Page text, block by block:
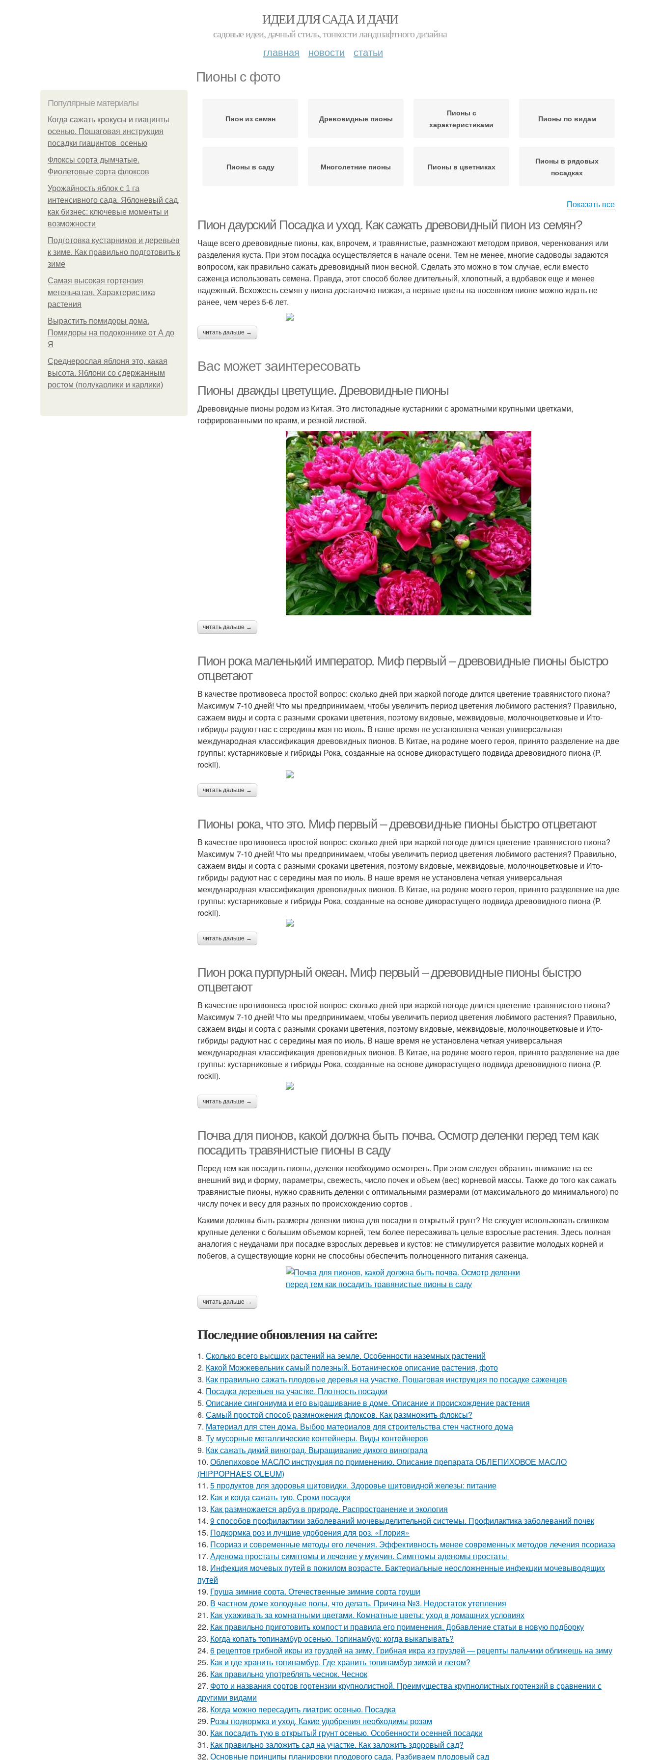
ИДЕИ ДЛЯ САДА И ДАЧИ
садовые идеи, дачный стиль, тонкости ландшафтного дизайна
главная новости статьи
Пионы с фото
Популярные материалы
Когда сажать крокусы и гиацинты
осенью. Пошаговая инструкция
посадки гиацинтов осенью
Флоксы сорта дымчатые.
Фиолетовые сорта флоксов
Урожайность яблок с 1 га
интенсивного сада. Яблоневый сад,
как бизнес: ключевые моменты и
возможности
Подготовка кустарников и деревьев
к зиме. Как правильно подготовить к
зиме
Самая высокая гортензия
метельчатая. Характеристика
растения
Вырастить помидоры дома.
Помидоры на подоконнике от А до
Я
Среднерослая яблоня это, какая
высота. Яблони со сдержанным
ростом (полукарлики и карлики)
Пион из семян Древовидные пионы
Пионы с
характеристиками
Пионы по видам
Пионы в саду Многолетние пионы Пионы в цветниках
Пионы в рядовых
посадках
ароматом
Показать все
Пион даурский Посадка и уход. Как сажать древовидный пион из семян?
Чаще всего древовидные пионы, как, впрочем, и травянистые, размножают методом привоя, черенкования или
разделения куста. При этом посадка осуществляется в начале осени. Тем не менее, многие садоводы задаются
вопросом, как правильно сажать древовидный пион весной. Сделать это можно в том случае, если вместо
саженца использовать семена. Правда, этот способ более длительный, хлопотный, а вдобавок еще и менее
надежный. Всхожесть семян у пиона достаточно низкая, а первые цветы на посевном пионе можно ждать не
ранее, чем через 5-6 лет.
читать дальше →
Вас может заинтересовать
Пионы дважды цветущие. Древовидные пионы
Древовидные пионы родом из Китая. Это листопадные кустарники с ароматными крупными цветками,
гофрированными по краям, и резной листвой.
читать дальше →
Пион рока маленький император. Миф первый – древовидные пионы быстро
отцветают
В качестве противовеса простой вопрос: сколько дней при жаркой погоде длится цветение травянистого пиона?
Максимум 7-10 дней! Что мы предпринимаем, чтобы увеличить период цветения любимого растения? Правильно,
сажаем виды и сорта с разными сроками цветения, поэтому видовые, межвидовые, молочноцветковые и Ито-
гибриды радуют нас с середины мая по июль. В наше время не установлена четкая универсальная
международная классификация древовидных пионов. В Китае, на родине моего героя, принято разделение на две
группы: кустарниковые и гибриды Рока, созданные на основе дикорастущего подвида древовидного пиона (P.
rockii).
читать дальше →
Пионы рока, что это. Миф первый – древовидные пионы быстро отцветают
В качестве противовеса простой вопрос: сколько дней при жаркой погоде длится цветение травянистого пиона?
Максимум 7-10 дней! Что мы предпринимаем, чтобы увеличить период цветения любимого растения? Правильно,
сажаем виды и сорта с разными сроками цветения, поэтому видовые, межвидовые, молочноцветковые и Ито-
гибриды радуют нас с середины мая по июль. В наше время не установлена четкая универсальная
международная классификация древовидных пионов. В Китае, на родине моего героя, принято разделение на две
группы: кустарниковые и гибриды Рока, созданные на основе дикорастущего подвида древовидного пиона (P.
rockii).
читать дальше →
Пион рока пурпурный океан. Миф первый – древовидные пионы быстро
отцветают
В качестве противовеса простой вопрос: сколько дней при жаркой погоде длится цветение травянистого пиона?
Максимум 7-10 дней! Что мы предпринимаем, чтобы увеличить период цветения любимого растения? Правильно,
сажаем виды и сорта с разными сроками цветения, поэтому видовые, межвидовые, молочноцветковые и Ито-
гибриды радуют нас с середины мая по июль. В наше время не установлена четкая универсальная
международная классификация древовидных пионов. В Китае, на родине моего героя, принято разделение на две
группы: кустарниковые и гибриды Рока, созданные на основе дикорастущего подвида древовидного пиона (P.
rockii).
читать дальше →
Почва для пионов, какой должна быть почва. Осмотр деленки перед тем как
посадить травянистые пионы в саду
Перед тем как посадить пионы, деленки необходимо осмотреть. При этом следует обратить внимание на ее
внешний вид и форму, параметры, свежесть, число почек и объем (вес) корневой массы. Также до того как сажать
травянистые пионы, нужно сравнить деленки с оптимальными размерами (от максимального до минимального) по
числу почек и весу для разных по происхождению сортов .
Какими должны быть размеры деленки пиона для посадки в открытый грунт? Не следует использовать слишком
крупные деленки с большим объемом корней, тем более пересаживать целые взрослые растения. Здесь полная
аналогия с неудачами при посадке взрослых деревьев и кустов: не стимулируется развитие молодых корней и
побегов, а существующие корни не способны обеспечить полноценного питания саженца.
читать дальше →
Последние обновления на сайте:
1. Сколько всего высших растений на земле. Особенности наземных растений
2. Какой Можжевельник самый полезный. Ботаническое описание растения, фото
3. Как правильно сажать плодовые деревья на участке. Пошаговая инструкция по посадке саженцев
4. Посадка деревьев на участке. Плотность посадки
5. Описание сингониума и его выращивание в доме. Описание и происхождение растения
6. Самый простой способ размножения флоксов. Как размножить флоксы?
7. Материал для стен дома. Выбор материалов для строительства стен частного дома
8. Ту мусорные металлические контейнеры. Виды контейнеров
9. Как сажать дикий виноград. Выращивание дикого винограда
10. Облепиховое МАСЛО инструкция по применению. Описание препарата ОБЛЕПИХОВОЕ МАСЛО
(HIPPOPHAES OLEUM)
11. 5 продуктов для здоровья щитовидки. Здоровье щитовидной железы: питание
12. Как и когда сажать тую. Сроки посадки
13. Как размножается арбуз в природе. Распространение и экология
14. 9 способов профилактики заболеваний мочевыделительной системы. Профилактика заболеваний почек
15. Подкормка роз и лучшие удобрения для роз. «Глория»
16. Псориаз и современные методы его лечения. Эффективность менее современных методов лечения псориаза
17. Аденома простаты симптомы и лечение у мужчин. Симптомы аденомы простаты
18. Инфекция мочевых путей в пожилом возрасте. Бактериальные неосложненные инфекции мочевыводящих
путей
19. Груша зимние сорта. Отечественные зимние сорта груши
20. В частном доме холодные полы, что делать. Причина №3. Недостаток утепления
21. Как ухаживать за комнатными цветами. Комнатные цветы: уход в домашних условиях
22. Как правильно приготовить компост и правила его применения. Добавление статьи в новую подборку
23. Когда копать топинамбур осенью. Топинамбур: когда выкапывать?
24. 6 рецептов грибной икры из груздей на зиму. Грибная икра из груздей — рецепты пальчики оближешь на зиму
25. Как и где хранить топинамбур. Где хранить топинамбур зимой и летом?
26. Как правильно употреблять чеснок. Чеснок
27. Фото и названия сортов гортензии крупнолистной. Преимущества крупнолистных гортензий в сравнении с
другими видами
28. Когда можно пересадить лиатрис осенью. Посадка
29. Розы подкормка и уход. Какие удобрения необходимы розам
30. Как посадить тую в открытый грунт осенью. Особенности осенней посадки
31. Как правильно заложить сад на участке. Как заложить здоровый сад?
32. Основные принципы планировки плодового сада. Разбиваем плодовый сад